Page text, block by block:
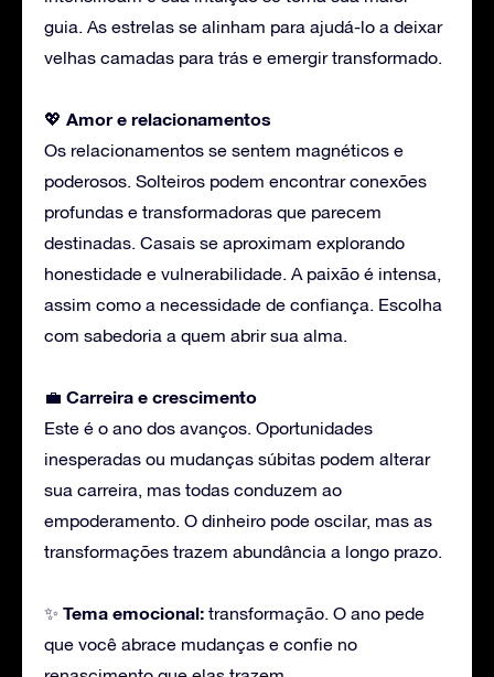
guia. As estrelas se alinham para ajudá-lo a deixar
velhas camadas para trás e emergir transformado.
💖 Amore relacionamentos
Os relacionamentos se sentem magnéticos e
poderosos. Solteiros podem encontrar conexões
profundas e transformadoras que parecem
destinadas. Casais se aproximam explorando
honestidade e vulnerabilidade. A paixão é intensa,
assim como a necessidade de confiança. Escolha
com sabedoria a quem abrir sua alma.
💼 Carreira e crescimento
Este é o ano dos avanços. Oportunidades
inesperadas ou mudanças súbitas podem alterar
sua carreira, mas todas conduzem ao
empoderamento. O dinheiro pode oscilar, mas as
transformações trazem abundância a longo prazo.
✨ Tema emocional: transformação. O ano pede
que você abrace mudanças e confie no